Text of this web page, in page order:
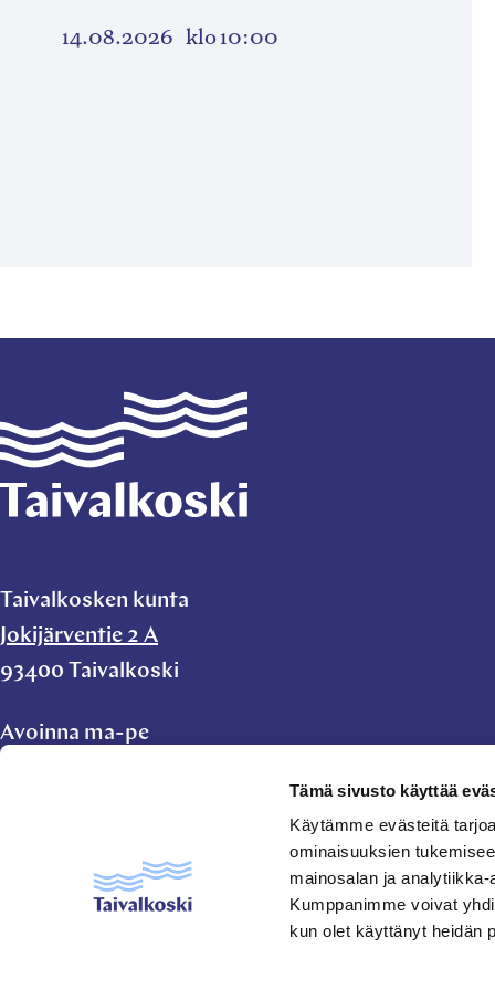
Tämä sivusto käyttää
Käytämme evästeitä
ominaisuuksien
mainosalan ja
Kumppanimme voivat
kun olet käyttänyt heidän
14.08.2026 klo 10:00
Taivalkosken kunta
Jokijärventie 2 A
93400 Taivalkoski
Avoinna ma-pe
taivalkoski.kunta@taivalkoski.fi